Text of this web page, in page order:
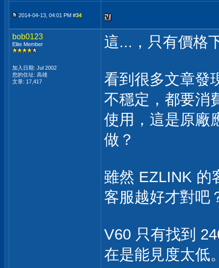
2014-04-13, 04:01 PM #34
bob0123
Elite Member
加入日期: Jul 2002
您的住址: 高雄
文章: 17,417
這...，只有價格
看到很多文章發
不穩定，都要消
使用，這是原廠
做？
雖然 EZLINK 的
客服越好才對吧
V60 只有找到
在是能見度太低